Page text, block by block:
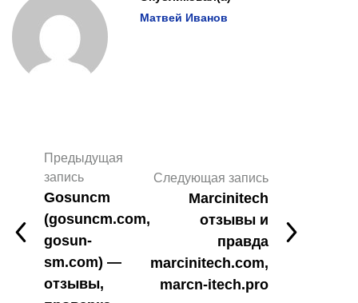
Матвей Иванов
Предыдущая
запись
Gosuncm
(gosuncm.com,
gosun-
sm.com) —
отзывы,
Следующая запись
Marcinitech
отзывы и
правда
marcinitech.com,
marcn-itech.pro